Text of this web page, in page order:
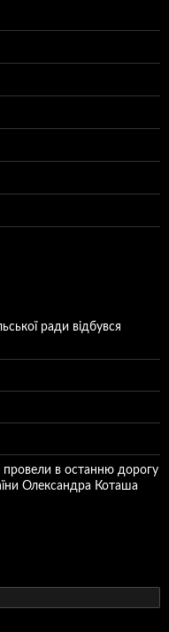
ради відбувся
провели в останню дорогу
Олександра Коташа